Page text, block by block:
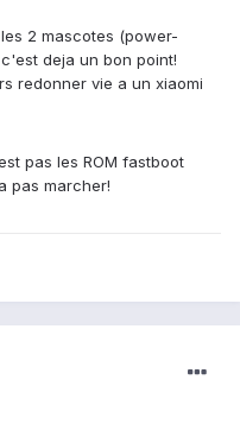
2 mascotes (power-
deja un bon point!
redonner vie a un xiaomi
pas les ROM fastboot
pas marcher!